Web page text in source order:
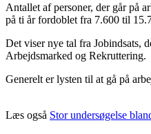
Antallet af personer, der går på
på ti år fordoblet fra 7.600 til
Det viser nye tal fra Jobindsats,
Arbejdsmarked og Rekruttering.
Generelt er lysten til at gå på
Læs også Stor undersøgelse